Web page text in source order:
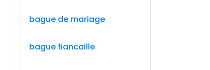
bague de mariage
bague fiancaille